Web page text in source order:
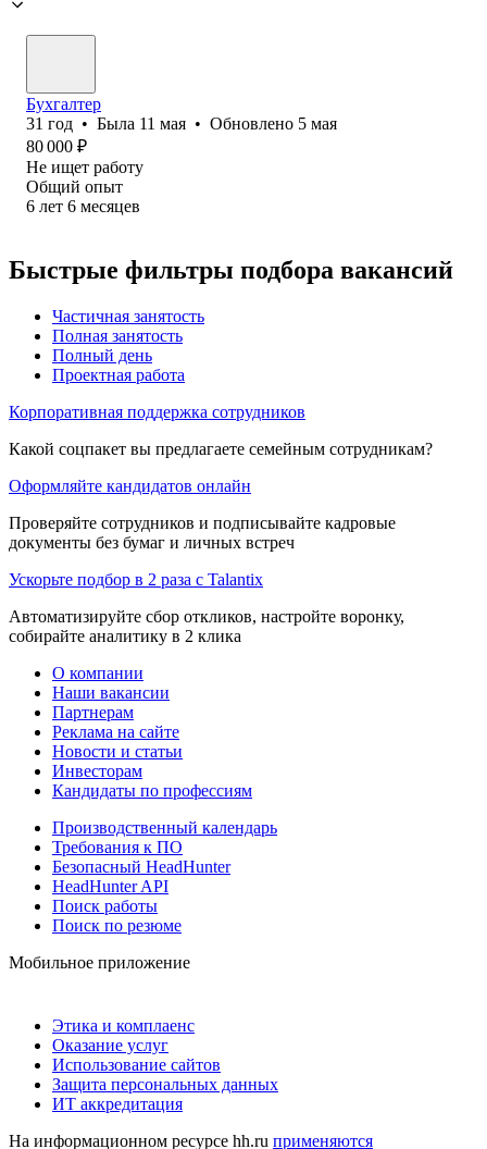
Бухгалтер
31 год • Была 11 мая • Обновлено 5 мая
80 000 ₽
Не ищет работу
Общий опыт
6 лет 6 месяцев
Быстрые фильтры подбора вакансий
Частичная занятость
Полная занятость
Полный день
Проектная работа
Корпоративная поддержка сотрудников
Какой соцпакет вы предлагаете семейным сотрудникам?
Оформляйте кандидатов онлайн
Проверяйте сотрудников и подписывайте кадровые
документы без бумаг и личных встреч
Ускорьте подбор в 2 раза с Talantix
Автоматизируйте сбор откликов, настройте воронку,
собирайте аналитику в 2 клика
О компании
Наши вакансии
Партнерам
Реклама на сайте
Новости и статьи
Инвесторам
Кандидаты по профессиям
Производственный календарь
Требования к ПО
Безопасный HeadHunter
HeadHunter API
Поиск работы
Поиск по резюме
Мобильное приложение
Этика и комплаенс
Оказание услуг
Использование сайтов
Защита персональных данных
ИТ аккредитация
На информационном ресурсе hh.ru применяются